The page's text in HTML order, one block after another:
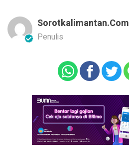
Sorotkalimantan.com
Penulis